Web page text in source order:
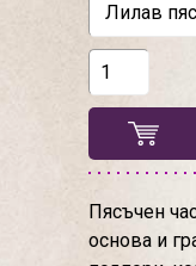
Пясъчен
основа и